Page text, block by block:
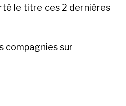
le titre ces 2 dernières
compagnies sur